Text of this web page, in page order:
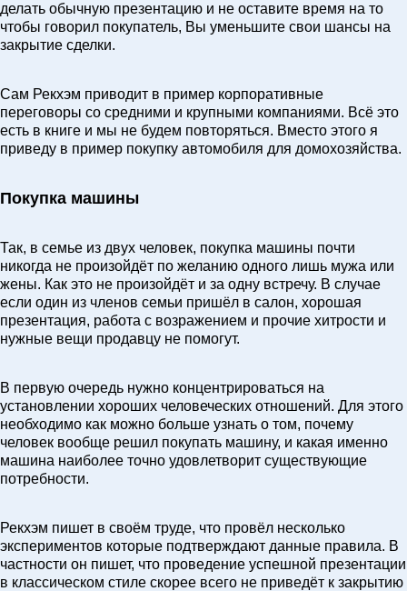
делать обычную презентацию и не оставите время на то
чтобы говорил покупатель, Вы уменьшите свои шансы на
закрытие сделки.
Сам Рекхэм приводит в пример корпоративные
переговоры со средними и крупными компаниями. Всё это
есть в книге и мы не будем повторяться. Вместо этого я
приведу в пример покупку автомобиля для домохозяйства.
Покупка машины
Так, в семье из двух человек, покупка машины почти
никогда не произойдёт по желанию одного лишь мужа или
жены. Как это не произойдёт и за одну встречу. В случае
если один из членов семьи пришёл в салон, хорошая
презентация, работа с возражением и прочие хитрости и
нужные вещи продавцу не помогут.
В первую очередь нужно концентрироваться на
установлении хороших человеческих отношений. Для этого
необходимо как можно больше узнать о том, почему
человек вообще решил покупать машину, и какая именно
машина наиболее точно удовлетворит существующие
потребности.
Рекхэм пишет в своём труде, что провёл несколько
экспериментов которые подтверждают данные правила. В
частности он пишет, что проведение успешной презентации
в классическом стиле скорее всего не приведёт к закрытию